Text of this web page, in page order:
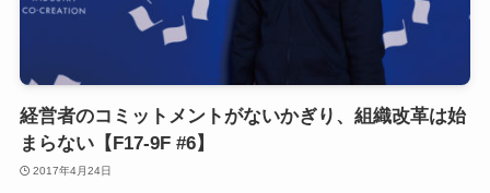
経営者のコミットメントがないかぎり、組織改革は始
まらない【F17-9F #6】
2017年4月24日